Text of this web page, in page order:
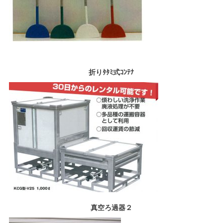
折りﾀﾀﾐ式ｺﾝﾃﾅ
真空ろ過器２